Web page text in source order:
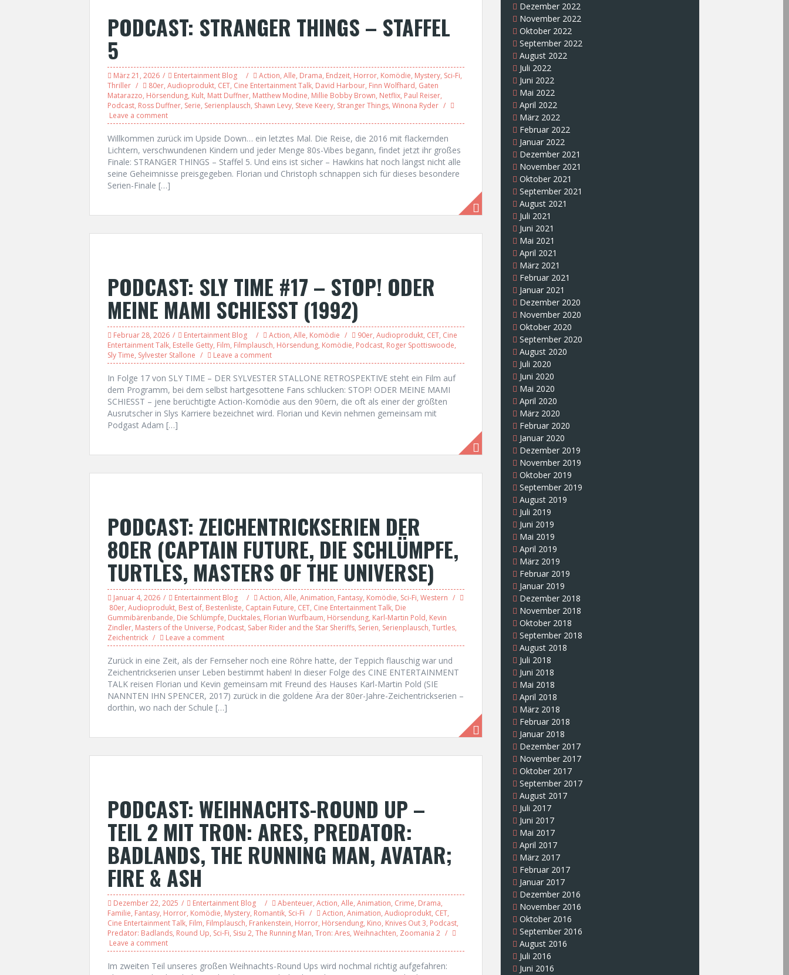
PODCAST: STRANGER THINGS – STAFFEL
5
März 21, 2026 Entertainment Blog Action, Alle, Drama, Endzeit, Horror, Komödie, Mystery, Sci-Fi,
Thriller
80er, Audioprodukt, CET, Cine Entertainment Talk, David Harbour, Finn Wolfhard, Gaten
Matarazzo, Hörsendung, Kult, Matt Duffner, Matthew Modine, Millie Bobby Brown, Netflix, Paul Reiser,
Podcast, Ross Duffner, Serie, Serienplausch, Shawn Levy, Steve Keery, Stranger Things, Winona Ryder
Leave a comment
Willkommen zurück im Upside Down… ein letztes Mal. Die Reise, die 2016 mit flackernden
Lichtern, verschwundenen Kindern und jeder Menge 80s-Vibes begann, findet jetzt ihr großes
Finale: STRANGER THINGS – Staffel 5. Und eins ist sicher – Hawkins hat noch längst nicht alle
seine Geheimnisse preisgegeben. Florian und Christoph schnappen sich für dieses besondere
Serien-Finale […]
PODCAST: SLY TIME #17 – STOP! ODER
MEINE MAMI SCHIESST (1992)
Februar 28, 2026 Entertainment Blog Action, Alle, Komödie 90er, Audioprodukt, CET, Cine
Entertainment Talk, Estelle Getty, Film, Filmplausch, Hörsendung, Komödie, Podcast, Roger Spottiswoode,
Sly Time, Sylvester Stallone Leave a comment
In Folge 17 von SLY TIME – DER SYLVESTER STALLONE RETROSPEKTIVE steht ein Film auf
dem Programm, bei dem selbst hartgesottene Fans schlucken: STOP! ODER MEINE MAMI
SCHIESST – jene berüchtigte Action-Komödie aus den 90ern, die oft als einer der größten
Ausrutscher in Slys Karriere bezeichnet wird. Florian und Kevin nehmen gemeinsam mit
Podgast Adam […]
PODCAST: ZEICHENTRICKSERIEN DER
80ER (CAPTAIN FUTURE, DIE SCHLÜMPFE,
TURTLES, MASTERS OF THE UNIVERSE)
Januar 4, 2026 Entertainment Blog Action, Alle, Animation, Fantasy, Komödie, Sci-Fi, Western
80er, Audioprodukt, Best of, Bestenliste, Captain Future, CET, Cine Entertainment Talk, Die
Gummibärenbande, Die Schlümpfe, Ducktales, Florian Wurfbaum, Hörsendung, Karl-Martin Pold, Kevin
Zindler, Masters of the Universe, Podcast, Saber Rider and the Star Sheriffs, Serien, Serienplausch, Turtles,
Zeichentrick
Leave a comment
Zurück in eine Zeit, als der Fernseher noch eine Röhre hatte, der Teppich flauschig war und
Zeichentrickserien unser Leben bestimmt haben! In dieser Folge des CINE ENTERTAINMENT
TALK reisen Florian und Kevin gemeinsam mit Freund des Hauses Karl-Martin Pold (SIE
NANNTEN IHN SPENCER, 2017) zurück in die goldene Ära der 80er-Jahre-Zeichentrickserien –
dorthin, wo nach der Schule […]
PODCAST: WEIHNACHTS-ROUND UP –
TEIL 2 MIT TRON: ARES, PREDATOR:
BADLANDS, THE RUNNING MAN, AVATAR;
FIRE & ASH
Dezember 22, 2025 Entertainment Blog Abenteuer, Action, Alle, Animation, Crime, Drama,
Familie, Fantasy, Horror, Komödie, Mystery, Romantik, Sci-Fi Action, Animation, Audioprodukt, CET,
Cine Entertainment Talk, Film, Filmplausch, Frankenstein, Horror, Hörsendung, Kino, Knives Out 3, Podcast,
Predator: Badlands, Round Up, Sci-Fi, Sisu 2, The Running Man, Tron: Ares, Weihnachten, Zoomania 2
Leave a comment
Im zweiten Teil unseres großen Weihnachts-Round Ups wird nochmal richtig aufgefahren:
Dezember 2022
November 2022
Oktober 2022
September 2022
August 2022
Juli 2022
Juni 2022
Mai 2022
April 2022
März 2022
Februar 2022
Januar 2022
Dezember 2021
November 2021
Oktober 2021
September 2021
August 2021
Juli 2021
Juni 2021
Mai 2021
April 2021
März 2021
Februar 2021
Januar 2021
Dezember 2020
November 2020
Oktober 2020
September 2020
August 2020
Juli 2020
Juni 2020
Mai 2020
April 2020
März 2020
Februar 2020
Januar 2020
Dezember 2019
November 2019
Oktober 2019
September 2019
August 2019
Juli 2019
Juni 2019
Mai 2019
April 2019
März 2019
Februar 2019
Januar 2019
Dezember 2018
November 2018
Oktober 2018
September 2018
August 2018
Juli 2018
Juni 2018
Mai 2018
April 2018
März 2018
Februar 2018
Januar 2018
Dezember 2017
November 2017
Oktober 2017
September 2017
August 2017
Juli 2017
Juni 2017
Mai 2017
April 2017
März 2017
Februar 2017
Januar 2017
Dezember 2016
November 2016
Oktober 2016
September 2016
August 2016
Juli 2016
Juni 2016